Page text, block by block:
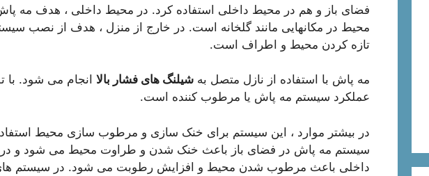
فضای باز و هم در محیط داخلی استفاده کرد. در محیط داخلی ، هدف مه
محیط در مکانهایی مانند گلخانه است. در خارج از منزل ، هدف از نصب
تازه کردن محیط و اطراف است.
مه پاش با استفاده از نازل متصل به شیلنگ های فشار بالا انجام می شود. با
عملکرد سیستم مه پاش یا مرطوب کننده است.
در بیشتر موارد ، این سیستم برای خنک سازی و مرطوب سازی محیط
سیستم مه پاش در فضای باز باعث خنک شدن و طراوت محیط می شود و
داخلی باعث مرطوب شدن محیط و افزایش رطوبت می شود. در سیستم های